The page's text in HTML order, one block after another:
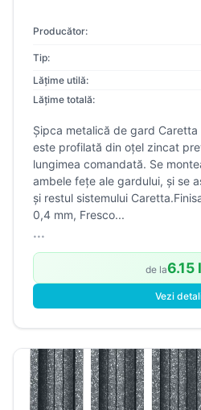
Producător:
Tip:
Lățime utilă:
Lățime totală:
Șipca metalică de gard
este profilată din oțel zincat
lungimea comandată. Se
ambele fețe ale gardului, și se
și restul sistemului
0,4 mm, Fresco...
...
de la6.15
Vezi